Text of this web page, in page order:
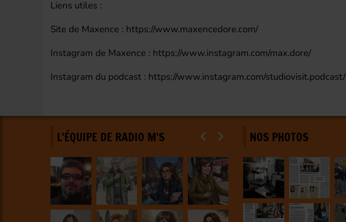
Liens utiles :
Site de Maxence : https://www.maxencedore.com/
Instagram de Maxence : https://www.instagram.com/max.dore/
Instagram du podcast : https://www.instagram.com/studiovisit.podcast/
L'ÉQUIPE DE RADIO M'S NOS PHOTOS